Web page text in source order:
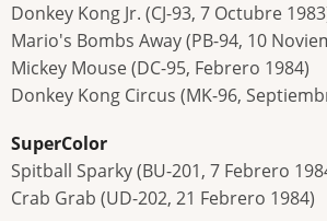
Donkey Kong Jr. (CJ-93, 7 Octubre
Mario's Bombs Away (PB-94, 10
Mickey Mouse (DC-95, Febrero 1984)
Donkey Kong Circus (MK-96,
SuperColor
Spitball Sparky (BU-201, 7 Febrero
Crab Grab (UD-202, 21 Febrero 1984)